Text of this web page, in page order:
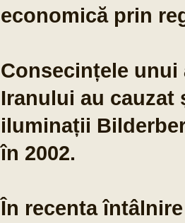
economică prin
Consecințele
Iranului au
iluminații
în 2002.
În recenta